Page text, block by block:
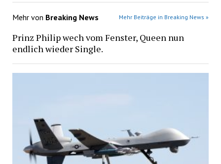
Mehr von Breaking News Mehr Beiträge in Breaking News »
Prinz Philip wech vom Fenster, Queen nun
endlich wieder Single.